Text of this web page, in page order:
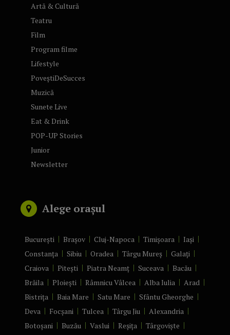
Artă & Cultură
Teatru
Film
Program filme
Lifestyle
PoveștiDeSucces
Muzică
Sunete Live
Eat & Drink
POP-UP Stories
Junior
Newsletter
Alege orașul
București Brașov Cluj-Napoca Timișoara
Iași
Constanța
Sibiu Oradea Târgu Mureș
Galați
Craiova
Pitești Piatra Neamț Suceava
Bacău
Brăila
Ploiești Râmnicu Vâlcea Alba Iulia
Arad
Bistrița
Baia Mare Satu Mare
Sfântu Gheorghe
Deva
Focșani Tulcea Târgu Jiu
Alexandria
Botoșani
Buzău Vaslui Reșița
Târgoviște